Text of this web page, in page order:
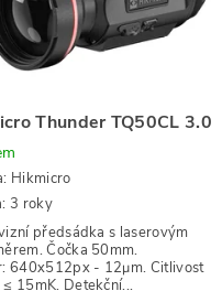
Thunder TQ50CL 3.0
Hikmicro
3 roky
předsádka s laserovým
Čočka 50mm.
640x512px - 12μm. Citlivost
≤ 15mK. Detekční...